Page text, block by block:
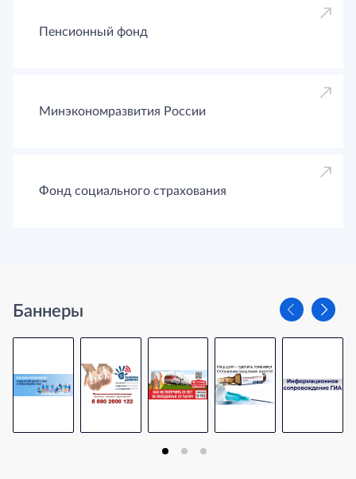
Пенсионный фонд
Минэкономразвития России
Фонд социального страхования
Баннеры